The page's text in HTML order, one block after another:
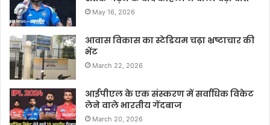
May 16, 2026
आवास विकास का स्टेडियम चढ़ा भ्रष्टाचार की
भेंट
March 22, 2026
आईपीएल के एक संस्करण में सर्वाधिक विकेट
लेने वाले भारतीय गेंदबाज
March 20, 2026